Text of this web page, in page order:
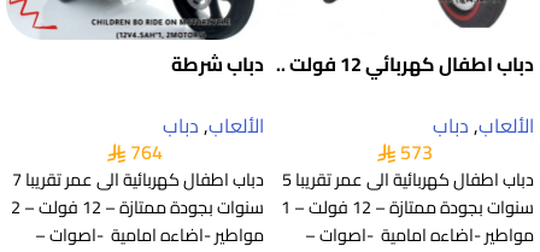
دباب اطفال كهربائي 12 فولت ..
الألعاب,دباب
573
دباب اطفال كهربائية الى عمر تقريبا 5
سنوات بجودة ممتازة – 12 فولت – 1
مواطير -اضاءه امامية -اصوات –
دباب شرطة
الألعاب,دباب
764
دباب اطفال كهربائية الى عمر تقريبا 7
سنوات بجودة ممتازة – 12 فولت – 2
مواطير -اضاءه امامية -اصوات –